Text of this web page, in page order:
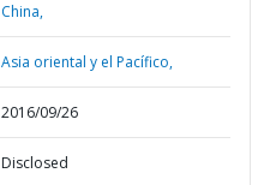
China,
Asia oriental y el Pacífico,
2016/09/26
Disclosed